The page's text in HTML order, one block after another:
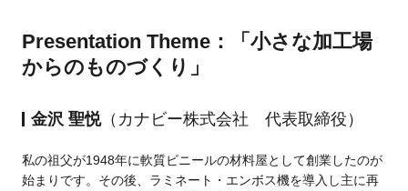
Presentation Theme：「小さな加工場
からのものづくり」
金沢 聖悦（カナビー株式会社 代表取締役）
私の祖父が1948年に軟質ビニールの材料屋として創業したのが
始まりです。その後、ラミネート・エンボス機を導入し主に再